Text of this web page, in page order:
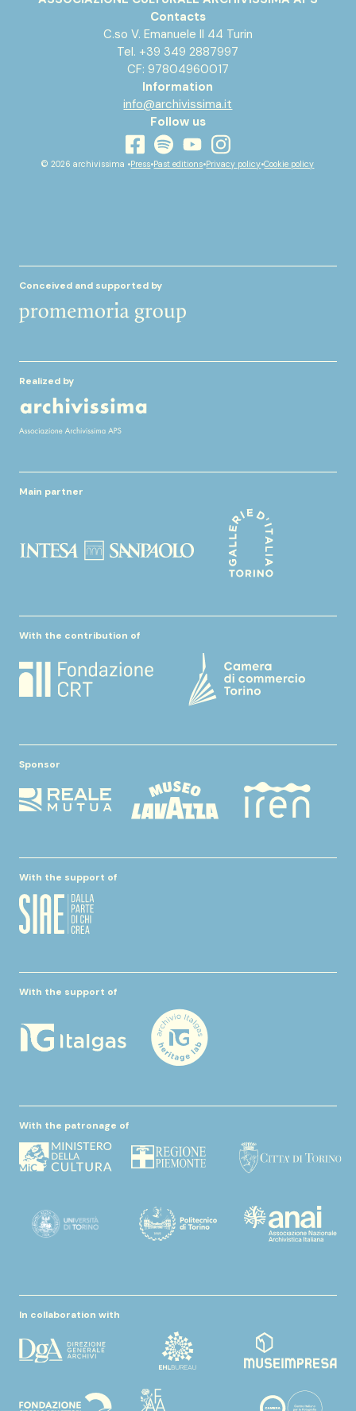
Contacts
C.so V. Emanuele II 44 Turin
Tel. +39 349 2887997
CF: 97804960017
Information
info@archivissima.it
Follow us
facebook
spotifyyoutubeinstagram
© 2026 archivissima •Press•Past editions•Privacy policy•Cookie policy
Conceived and supported by
Realized by
Main partner
With the contribution of
Sponsor
With the support of
With the support of
With the patronage of
In collaboration with